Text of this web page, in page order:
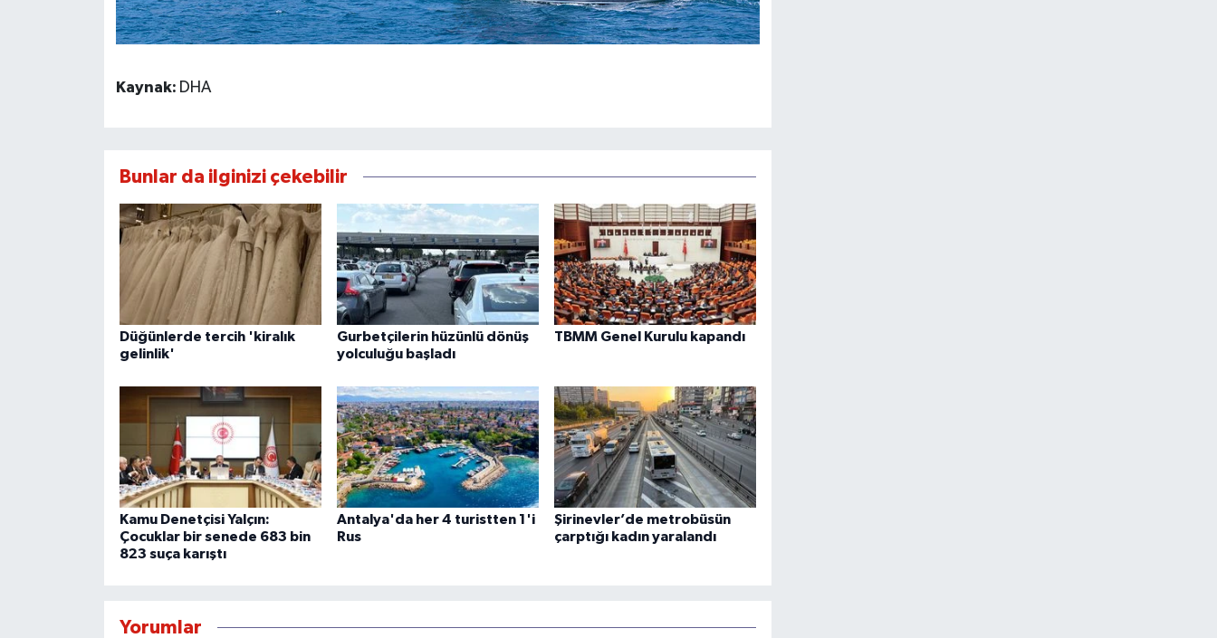
Kaynak: DHA
Bunlar da ilginizi çekebilir
Düğünlerde tercih 'kiralık
gelinlik'
Gurbetçilerin hüzünlü dönüş
yolculuğu başladı
TBMM Genel Kurulu kapandı
Kamu Denetçisi Yalçın:
Çocuklar bir senede 683 bin
823 suça karıştı
Antalya'da her 4 turistten 1'i
Rus
Şirinevler’de metrobüsün
çarptığı kadın yaralandı
Yorumlar